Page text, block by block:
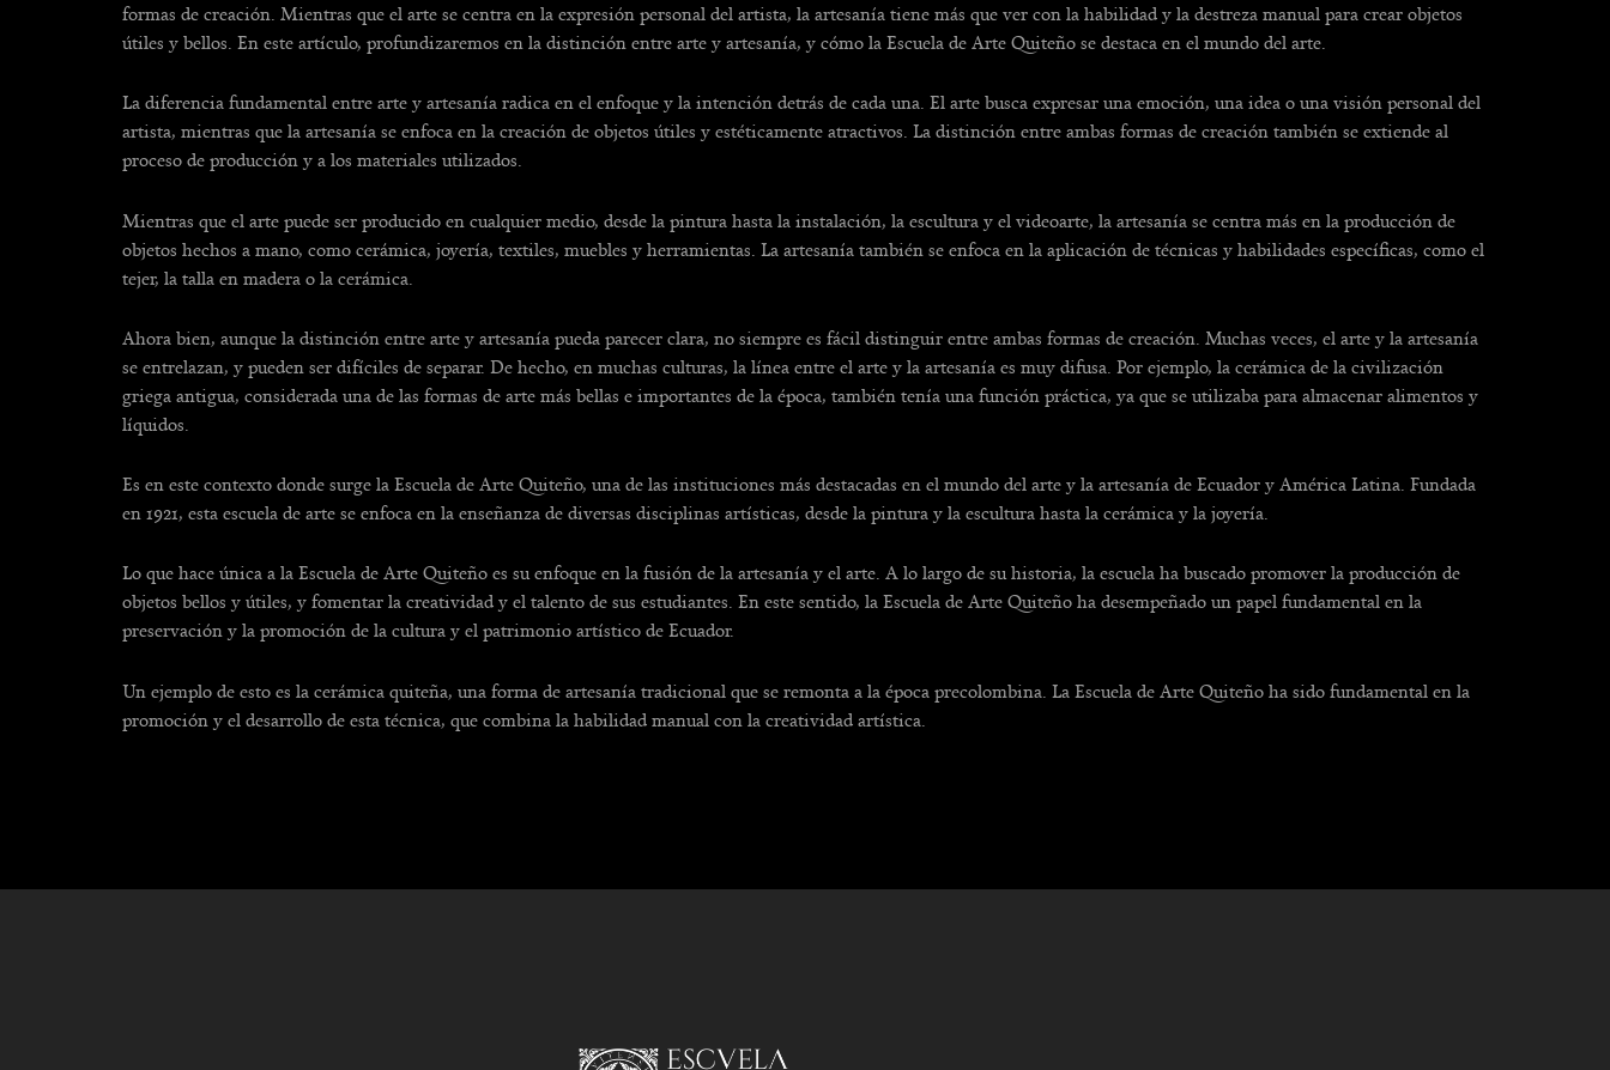
formas de creación. Mientras que el arte se centra en la expresión personal del artista, la artesanía tiene más que ver con la habilidad y la destreza manual para crear objetos
útiles y bellos. En este artículo, profundizaremos en la distinción entre arte y artesanía, y cómo la Escuela de Arte Quiteño se destaca en el mundo del arte.
La diferencia fundamental entre arte y artesanía radica en el enfoque y la intención detrás de cada una. El arte busca expresar una emoción, una idea o una visión personal del
artista, mientras que la artesanía se enfoca en la creación de objetos útiles y estéticamente atractivos. La distinción entre ambas formas de creación también se extiende al
proceso de producción y a los materiales utilizados.
Mientras que el arte puede ser producido en cualquier medio, desde la pintura hasta la instalación, la escultura y el videoarte, la artesanía se centra más en la producción de
objetos hechos a mano, como cerámica, joyería, textiles, muebles y herramientas. La artesanía también se enfoca en la aplicación de técnicas y habilidades específicas, como el
tejer, la talla en madera o la cerámica.
Ahora bien, aunque la distinción entre arte y artesanía pueda parecer clara, no siempre es fácil distinguir entre ambas formas de creación. Muchas veces, el arte y la artesanía
se entrelazan, y pueden ser difíciles de separar. De hecho, en muchas culturas, la línea entre el arte y la artesanía es muy difusa. Por ejemplo, la cerámica de la civilización
griega antigua, considerada una de las formas de arte más bellas e importantes de la época, también tenía una función práctica, ya que se utilizaba para almacenar alimentos y
líquidos.
Es en este contexto donde surge la Escuela de Arte Quiteño, una de las instituciones más destacadas en el mundo del arte y la artesanía de Ecuador y América Latina. Fundada
en 1921, esta escuela de arte se enfoca en la enseñanza de diversas disciplinas artísticas, desde la pintura y la escultura hasta la cerámica y la joyería.
Lo que hace única a la Escuela de Arte Quiteño es su enfoque en la fusión de la artesanía y el arte. A lo largo de su historia, la escuela ha buscado promover la producción de
objetos bellos y útiles, y fomentar la creatividad y el talento de sus estudiantes. En este sentido, la Escuela de Arte Quiteño ha desempeñado un papel fundamental en la
preservación y la promoción de la cultura y el patrimonio artístico de Ecuador.
Un ejemplo de esto es la cerámica quiteña, una forma de artesanía tradicional que se remonta a la época precolombina. La Escuela de Arte Quiteño ha sido fundamental en la
promoción y el desarrollo de esta técnica, que combina la habilidad manual con la creatividad artística.